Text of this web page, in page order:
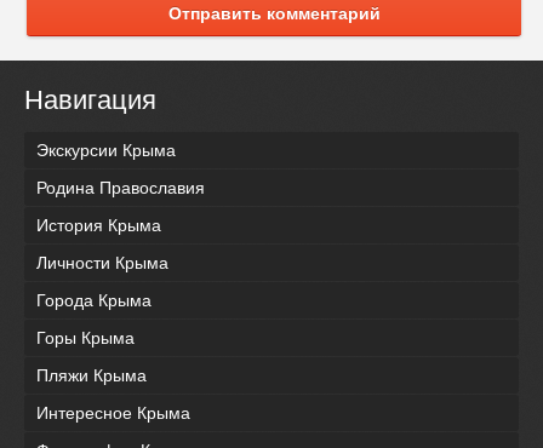
Отправить комментарий
Навигация
Экскурсии Крыма
Родина Православия
История Крыма
Личности Крыма
Города Крыма
Горы Крыма
Пляжи Крыма
Интересное Крыма